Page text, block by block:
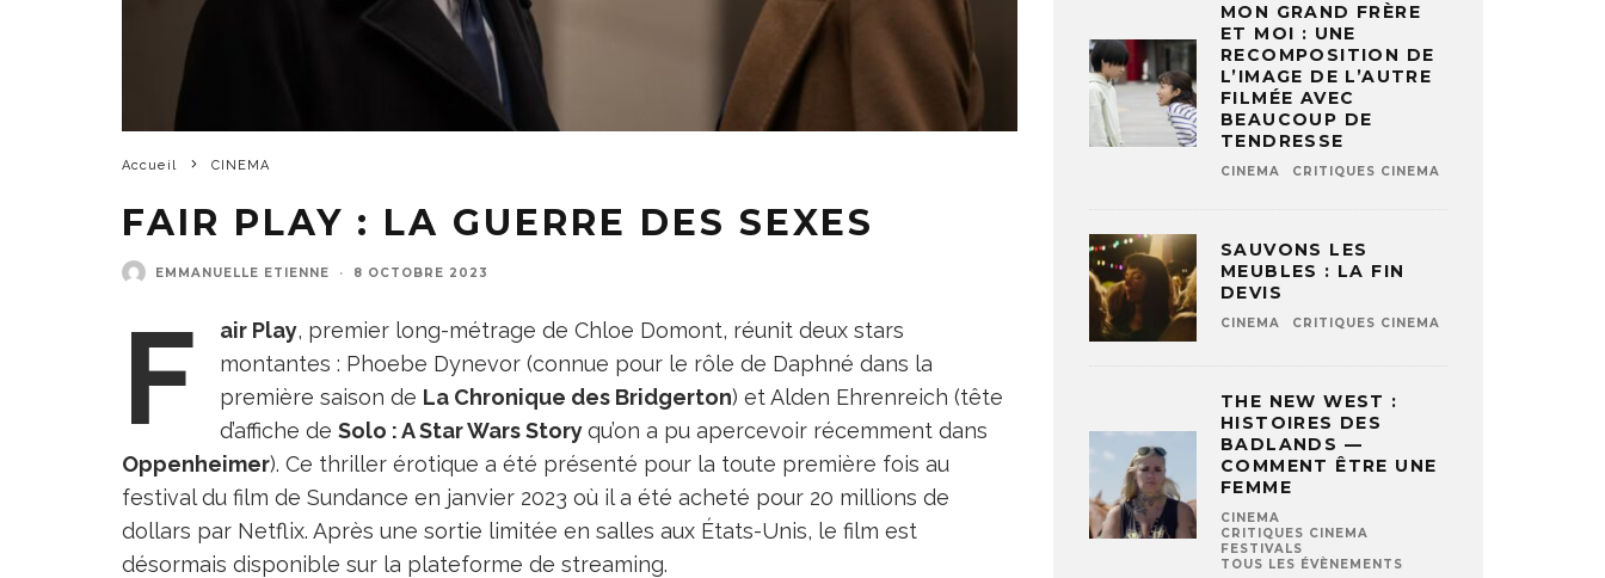
Accueil CINEMA
FAIR PLAY : LA GUERRE DES SEXES
EMMANUELLE ETIENNE · 8 OCTOBRE 2023
F air Play, premier long-métrage de Chloe Domont, réunit deux stars
montantes : Phoebe Dynevor (connue pour le rôle de Daphné dans la
première saison de La Chronique des Bridgerton) et Alden Ehrenreich (tête
d’affiche de Solo : A Star Wars Storyqu’on a pu apercevoir récemment dans
Oppenheimer). Ce thriller érotique a été présenté pour la toute première fois au
festival du film de Sundance en janvier 2023 où il a été acheté pour 20 millions de
dollars par Netflix. Après une sortie limitée en salles aux États-Unis, le film est
désormais disponible sur la plateforme de streaming.
MON GRAND FRÈRE
ET MOI : UNE
RECOMPOSITION DE
L’IMAGE DE L’AUTRE
FILMÉE AVEC
BEAUCOUP DE
TENDRESSE
CINEMA CRITIQUES CINEMA
SAUVONS LES
MEUBLES : LA FIN
DEVIS
CINEMA CRITIQUES CINEMA
THE NEW WEST :
HISTOIRES DES
BADLANDS —
COMMENT ÊTRE UNE
FEMME
CINEMA
CRITIQUES CINEMA
FESTIVALS
TOUS LES ÉVÈNEMENTS